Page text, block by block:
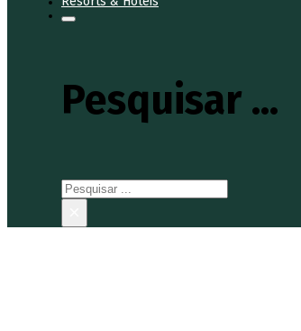
Pesquisar ...
Pesquisar